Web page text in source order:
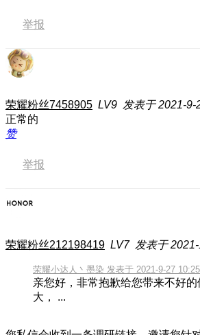
举报
荣耀粉丝7458905 LV9 发表于 2021-9-
正常的
赞
举报
荣耀粉丝212198419 LV7 发表于
荣耀小达人丶墨染 发表于 2021-9-27 10:25
亲您好，非常抱歉给您带来不好
大， ...